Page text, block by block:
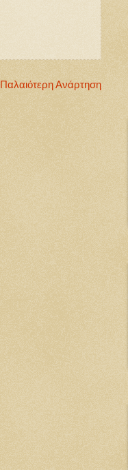
Παλαιότερη Ανάρτηση